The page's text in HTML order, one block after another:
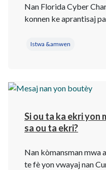
Nan Florida Cyber
konnen ke aprantisaj
Istwa &amwen
Si ou ta ka ekri yon
sa ou ta ekri?
Nan kòmansman mwa
te fè yon vwayaj nan